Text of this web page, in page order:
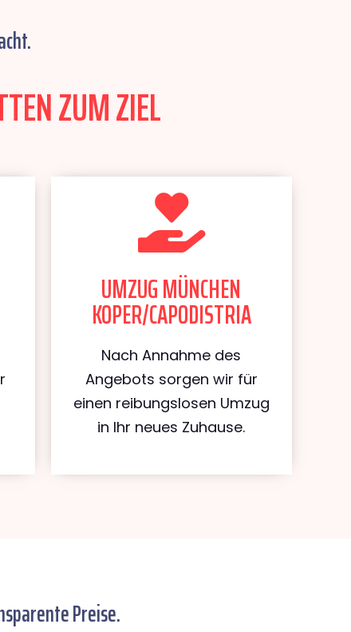
ZUM ZIEL
UMZUG MÜNCHEN
KOPER/CAPODISTRIA
Nach Annahme des
Angebots sorgen wir für
einen reibungslosen Umzug
in Ihr neues Zuhause.
Preise.